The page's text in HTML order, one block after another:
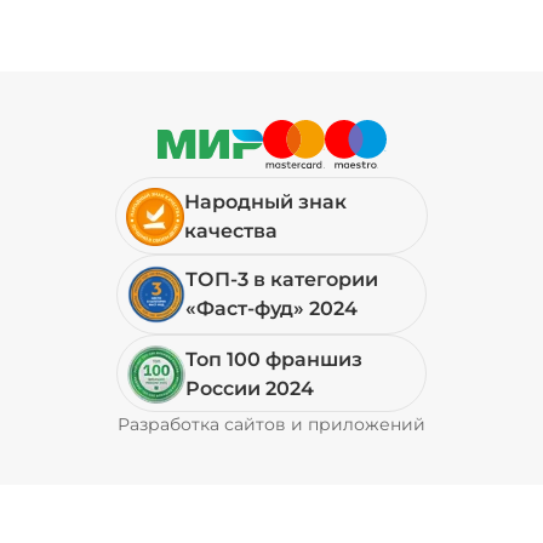
Народный знак
качества
ТОП-3 в категории
«Фаст-фуд» 2024
Топ 100 франшиз
России 2024
Разработка сайтов и приложений
Pyrobyte